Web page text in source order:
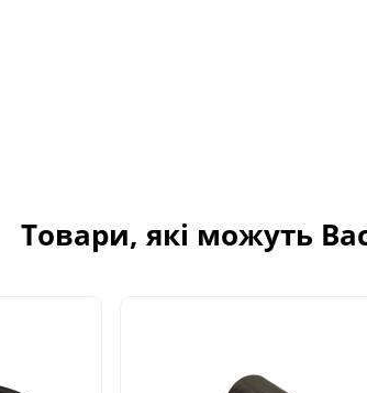
Товари, які можуть